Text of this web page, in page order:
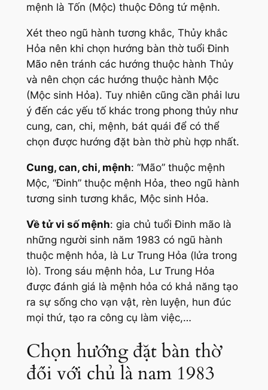
mệnh là Tốn (Mộc) thuộc Đông tứ mệnh.
Xét theo ngũ hành tương khắc, Thủy khắc
Hỏa nên khi chọn hướng bàn thờ tuổi Đinh
Mão nên tránh các hướng thuộc hành Thủy
và nên chọn các hướng thuộc hành Mộc
(Mộc sinh Hỏa). Tuy nhiên cũng cần phải lưu
ý đến các yếu tố khác trong phong thủy như
cung, can, chi, mệnh, bát quái để có thể
chọn được hướng đặt bàn thờ phù hợp nhất.
Cung, can, chi, mệnh: “Mão” thuộc mệnh
Mộc, “Đinh” thuộc mệnh Hỏa, theo ngũ hành
tương sinh tương khắc, Mộc sinh Hỏa.
Về tử vi số mệnh: gia chủ tuổi Đinh mão là
những người sinh năm 1983 có ngũ hành
thuộc mệnh hỏa, là Lư Trung Hỏa (lửa trong
lò). Trong sáu mệnh hỏa, Lư Trung Hỏa
được đánh giá là mệnh hỏa có khả năng tạo
ra sự sống cho vạn vật, rèn luyện, hun đúc
mọi thứ, tạo ra công cụ làm việc,…
Chọn hướng đặt bàn thờ
đối với chủ là nam 1983